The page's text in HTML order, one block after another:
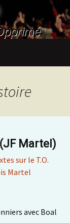
Martel)
sur le T.O.
Martel
avec Boal